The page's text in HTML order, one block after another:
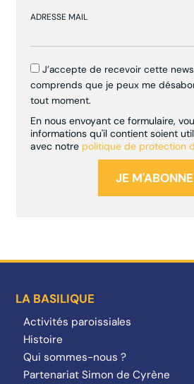
ADRESSE MAIL
J’accepte de recevoir cette
comprends que je peux me
tout moment.
En nous envoyant ce formulaire,
informations qu'il contient soient
avec notre politique de protection
LA BASILIQUE
Activités paroissiales
Histoire
Qui sommes-nous ?
Partenariat Simon de Cyrène